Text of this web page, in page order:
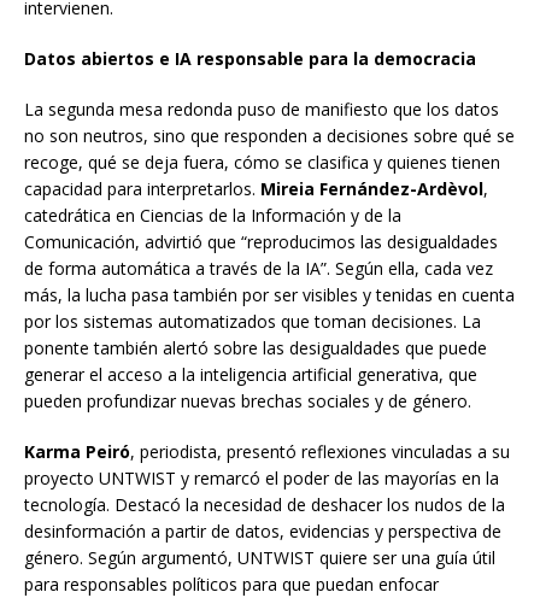
intervienen.
Datos abiertos e IA responsable para la democracia
La segunda mesa redonda puso de manifiesto que los datos
no son neutros, sino que responden a decisiones sobre qué se
recoge, qué se deja fuera, cómo se clasifica y quienes tienen
capacidad para interpretarlos. Mireia Fernández-Ardèvol,
catedrática en Ciencias de la Información y de la
Comunicación, advirtió que “reproducimos las desigualdades
de forma automática a través de la IA”. Según ella, cada vez
más, la lucha pasa también por ser visibles y tenidas en cuenta
por los sistemas automatizados que toman decisiones. La
ponente también alertó sobre las desigualdades que puede
generar el acceso a la inteligencia artificial generativa, que
pueden profundizar nuevas brechas sociales y de género.
Karma Peiró, periodista, presentó reflexiones vinculadas a su
proyecto UNTWIST y remarcó el poder de las mayorías en la
tecnología. Destacó la necesidad de deshacer los nudos de la
desinformación a partir de datos, evidencias y perspectiva de
género. Según argumentó, UNTWIST quiere ser una guía útil
para responsables políticos para que puedan enfocar